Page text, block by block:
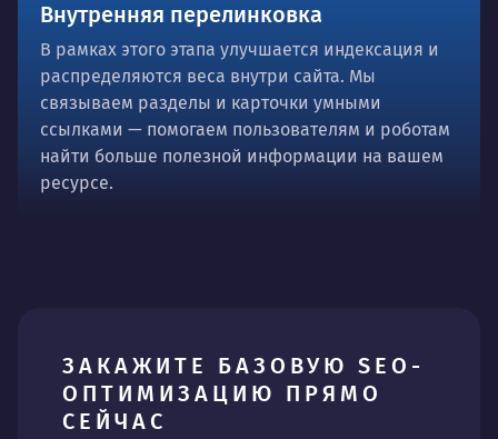
Внутренняя перелинковка
В рамках этого этапа улучшается индексация и
распределяются веса внутри сайта. Мы
связываем разделы и карточки умными
ссылками — помогаем пользователям и роботам
найти больше полезной информации на вашем
ресурсе.
ЗАКАЖИТЕ БАЗОВУЮ SEO-
ОПТИМИЗАЦИЮ ПРЯМО
СЕЙЧАС